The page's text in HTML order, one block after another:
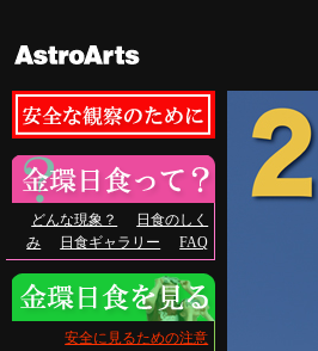
どんな現象？
日食のしく
み
日食ギャラリー FAQ
安全に見るための注意